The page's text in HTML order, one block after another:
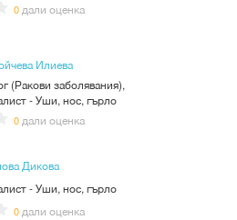
0 дали оценка
Илиева
(Ракови заболявания),
- Уши, нос, гърло
0 дали оценка
Дикова
- Уши, нос, гърло
0 дали оценка